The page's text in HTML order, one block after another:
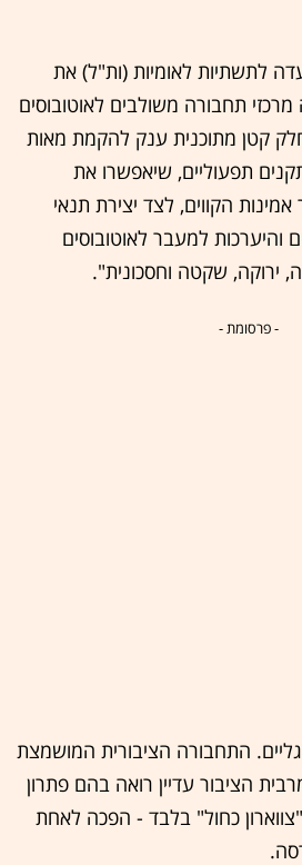
לתשתיות לאומיות (ות"ל) את
תחבורה משולבים לאוטובוסים
קטן מתוכנית ענק להקמת מאות
תפעוליים, שיאפשרו את
הקווים, לצד יצירת תנאי
והיערכות למעבר לאוטובוסים
ירוקה, שקטה וחסכונית".
- פרסומת -
התחבורה הציבורית המושמצת
הציבור עדיין רואה בהם פתרון
"צווארון כחול" בלבד - הפכה לאחת